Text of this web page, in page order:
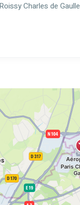
Charles de Gaulle